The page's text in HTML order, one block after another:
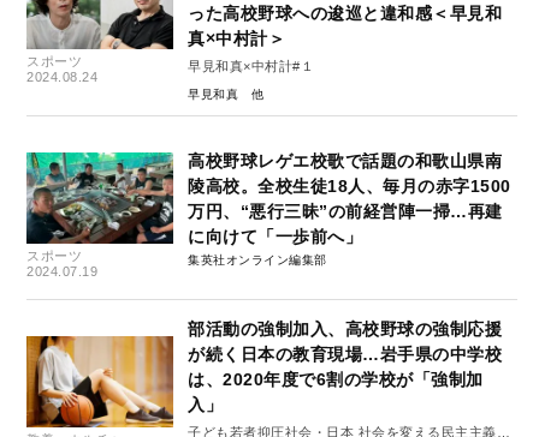
スポーツ
2024.08.24
った高校野球への逡巡と違和感＜早見和
真×中村計＞
早見和真×中村計#１
早見和真
スポーツ
2024.07.19
高校野球レゲエ校歌で話題の和歌山県南
陵高校。全校生徒18人、毎月の赤字1500
万円、“悪行三昧”の前経営陣一掃…再建
に向けて「一歩前へ」
集英社オンライン編集部
部活動の強制加入、高校野球の強制応援
が続く日本の教育現場…岩手県の中学校
は、2020年度で6割の学校が「強制加
入」
子ども若者抑圧社会・日本 社会を変える民主主義と